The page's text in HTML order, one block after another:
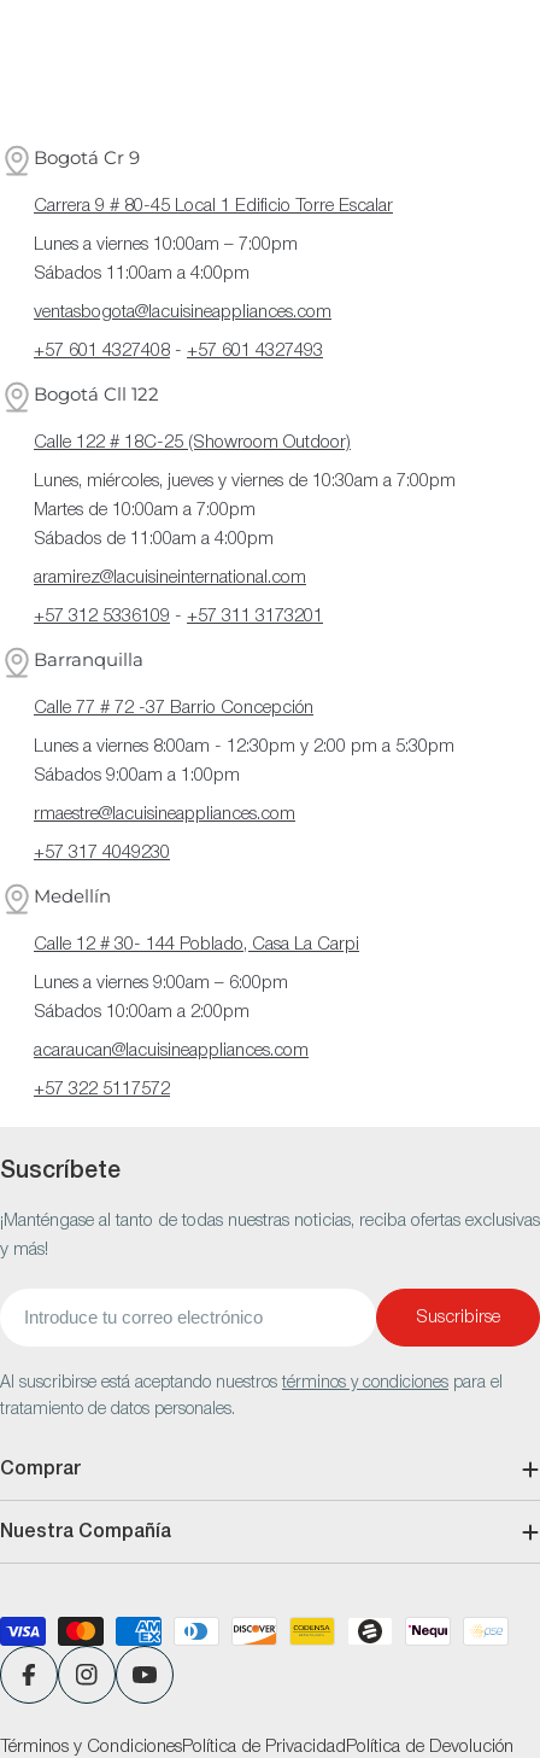
Bogotá Cr 9
Carrera 9 # 80-45 Local 1 Edificio Torre Escalar
Lunes a viernes 10:00am – 7:00pm
Sábados 11:00am a 4:00pm
ventasbogota@lacuisineappliances.com
+57 601 4327408 - +57 601 4327493
Bogotá Cll 122
Calle 122 # 18C-25 (Showroom Outdoor)
Lunes, miércoles, jueves y viernes de 10:30am a 7:00pm
Martes de 10:00am a 7:00pm
Sábados de 11:00am a 4:00pm
aramirez@lacuisineinternational.com
+57 312 5336109 - +57 311 3173201
Barranquilla
Calle 77 # 72 -37 Barrio Concepción
Lunes a viernes 8:00am - 12:30pm y 2:00 pm a 5:30pm
Sábados 9:00am a 1:00pm
rmaestre@lacuisineappliances.com
+57 317 4049230
Medellín
Calle 12 # 30- 144 Poblado, Casa La Carpi
Lunes a viernes 9:00am – 6:00pm
Sábados 10:00am a 2:00pm
acaraucan@lacuisineappliances.com
+57 322 5117572
Suscríbete
¡Manténgase al tanto de todas nuestras noticias, reciba ofertas exclusivas
y más!
Suscribirse
Al suscribirse está aceptando nuestrostérminos y condiciones para el
tratamiento de datos personales.
Comprar
Nuestra Compañía
Métodos
de
pagoFacebookInstagramYouTube
Términos y CondicionesPolítica de Privacidad Política de Devolución